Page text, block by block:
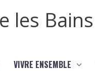
les Bains
VIVRE ENSEMBLE